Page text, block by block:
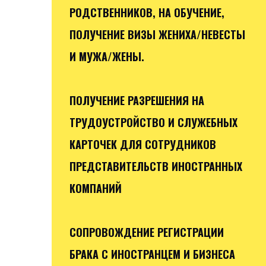
РОДСТВЕННИКОВ, НА ОБУЧЕНИЕ,
ПОЛУЧЕНИЕ ВИЗЫ ЖЕНИХА/НЕВЕСТЫ
И МУЖА/ЖЕНЫ.
ПОЛУЧЕНИЕ РАЗРЕШЕНИЯ НА
ТРУДОУСТРОЙСТВО И СЛУЖЕБНЫХ
КАРТОЧЕК ДЛЯ СОТРУДНИКОВ
ПРЕДСТАВИТЕЛЬСТВ ИНОСТРАННЫХ
КОМПАНИЙ
СОПРОВОЖДЕНИЕ РЕГИСТРАЦИИ
БРАКА С ИНОСТРАНЦЕМ И БИЗНЕСА